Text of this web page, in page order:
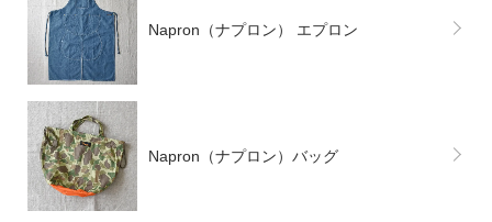
Napron（ナプロン） エプロン
Napron（ナプロン）バッグ